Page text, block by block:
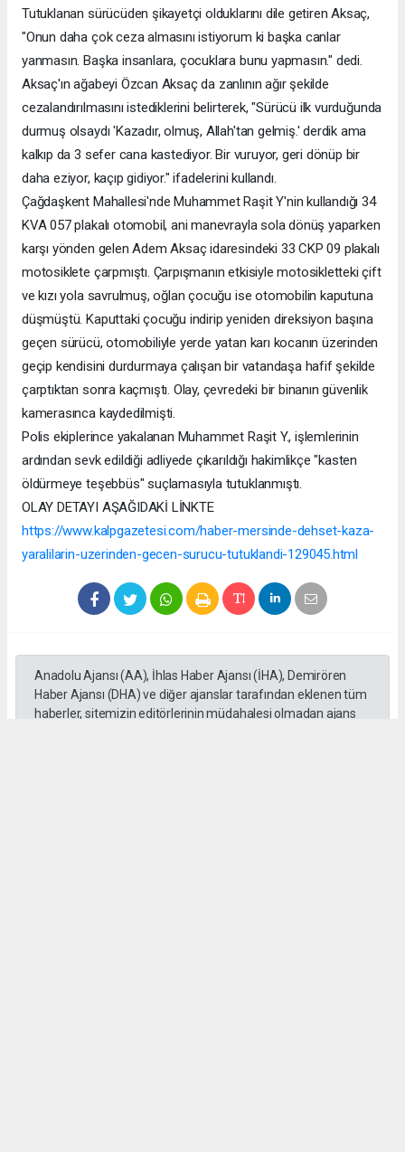
Tutuklanan sürücüden şikayetçi olduklarını dile getiren Aksaç,
"Onun daha çok ceza almasını istiyorum ki başka canlar
yanmasın. Başka insanlara, çocuklara bunu yapmasın." dedi.
Aksaç'ın ağabeyi Özcan Aksaç da zanlının ağır şekilde
cezalandırılmasını istediklerini belirterek, "Sürücü ilk vurduğunda
durmuş olsaydı 'Kazadır, olmuş, Allah'tan gelmiş.' derdik ama
kalkıp da 3 sefer cana kastediyor. Bir vuruyor, geri dönüp bir
daha eziyor, kaçıp gidiyor." ifadelerini kullandı.
Çağdaşkent Mahallesi'nde Muhammet Raşit Y'nin kullandığı 34
KVA 057 plakalı otomobil, ani manevrayla sola dönüş yaparken
karşı yönden gelen Adem Aksaç idaresindeki 33 CKP 09 plakalı
motosiklete çarpmıştı. Çarpışmanın etkisiyle motosikletteki çift
ve kızı yola savrulmuş, oğlan çocuğu ise otomobilin kaputuna
düşmüştü. Kaputtaki çocuğu indirip yeniden direksiyon başına
geçen sürücü, otomobiliyle yerde yatan karı kocanın üzerinden
geçip kendisini durdurmaya çalışan bir vatandaşa hafif şekilde
çarptıktan sonra kaçmıştı. Olay, çevredeki bir binanın güvenlik
kamerasınca kaydedilmişti.
Polis ekiplerince yakalanan Muhammet Raşit Y., işlemlerinin
ardından sevk edildiği adliyede çıkarıldığı hakimlikçe "kasten
öldürmeye teşebbüs" suçlamasıyla tutuklanmıştı.
OLAY DETAYI AŞAĞIDAKİ LİNKTE
https://www.kalpgazetesi.com/haber-mersinde-dehset-kaza-
yaralilarin-uzerinden-gecen-surucu-tutuklandi-129045.html
Anadolu Ajansı (AA), İhlas Haber Ajansı (İHA), Demirören
Haber Ajansı (DHA) ve diğer ajanslar tarafından eklenen tüm
haberler, sitemizin editörlerinin müdahalesi olmadan ajans